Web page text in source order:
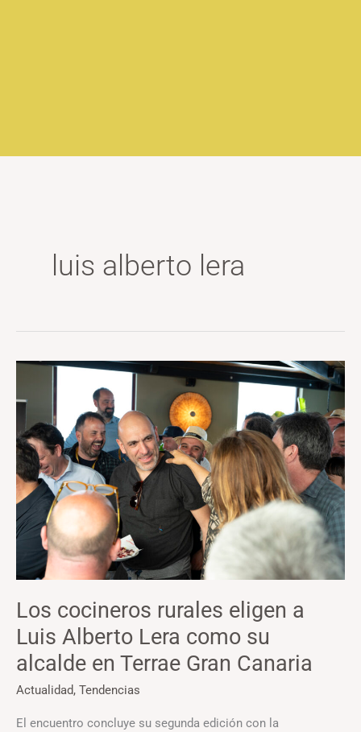
luis alberto lera
Los cocineros rurales eligen a
Luis Alberto Lera como su
alcalde en Terrae Gran Canaria
Actualidad, Tendencias
El encuentro concluye su segunda edición con la
eligen
a
Luis
Alberto
Lera
como
su
Terrae
Gran
Canaria